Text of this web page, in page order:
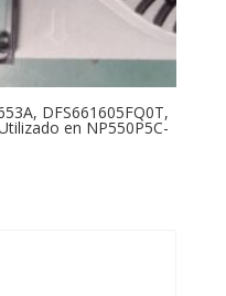
DFS661605FQ0T,
en NP550P5C-